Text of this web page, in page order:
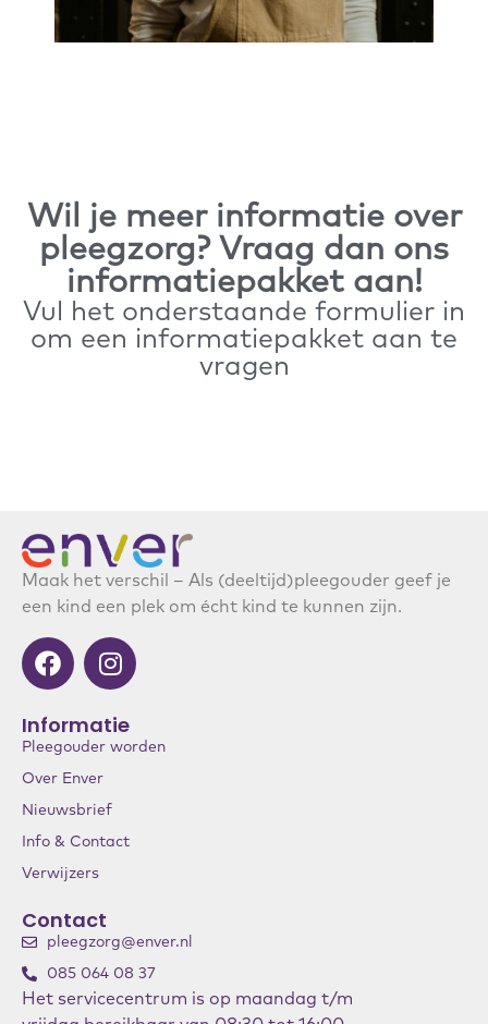
Wil je meer informatie over
pleegzorg? Vraag dan ons
informatiepakket aan!
Vul het onderstaande formulier in
om een informatiepakket aan te
vragen
Maak het verschil – Als (deeltijd)pleegouder geef je
een kind een plek om écht kind te kunnen zijn.
Informatie
Pleegouder worden
Over Enver
Nieuwsbrief
Info & Contact
Verwijzers
Contact
pleegzorg@enver.nl
085 064 08 37
Het servicecentrum is op maandag t/m